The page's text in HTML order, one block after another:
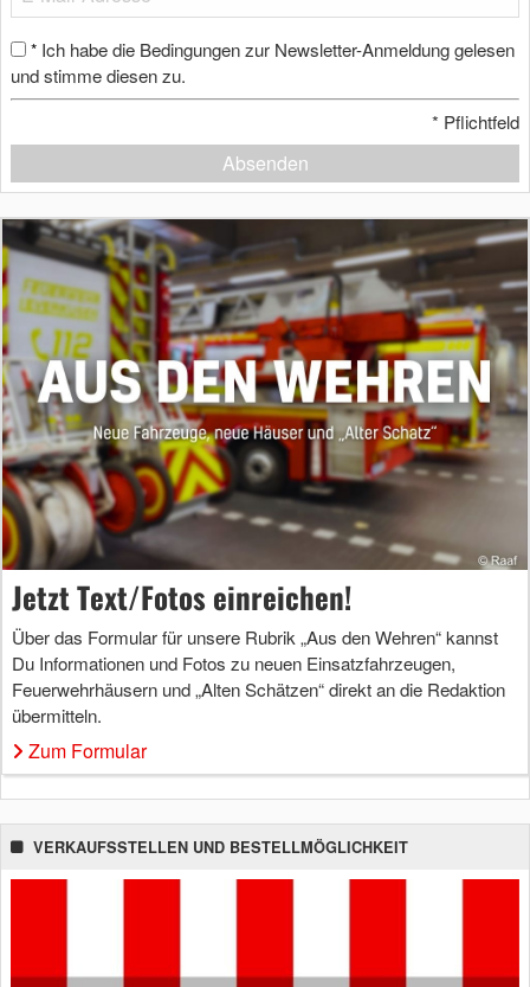
* Ich habe die Bedingungen zur Newsletter-Anmeldung gelesen
und stimme diesen zu.
* Pflichtfeld
Absenden
Jetzt Text/Fotos einreichen!
Über das Formular für unsere Rubrik „Aus den Wehren“ kannst
Du Informationen und Fotos zu neuen Einsatzfahrzeugen,
Feuerwehrhäusern und „Alten Schätzen“ direkt an die Redaktion
übermitteln.
Zum Formular
VERKAUFSSTELLEN UND BESTELLMÖGLICHKEIT